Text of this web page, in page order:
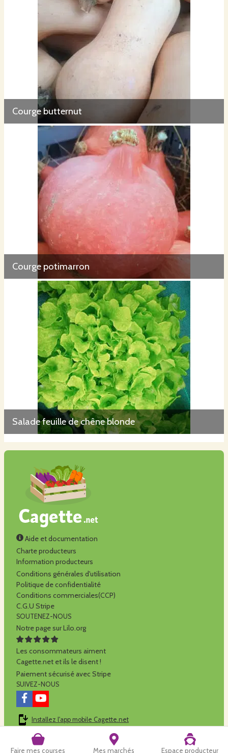
Faire mes courses Mes marchés Espace producteur
Courge butternut
Courge potimarron
Salade feuille de chêne blonde
Aide et documentation
Charte producteurs
Information producteurs
Conditions générales d'utilisation
Politique de confidentialité
Conditions commerciales(CCP)
C.G.U Stripe
SOUTENEZ-NOUS
Notre page sur Lilo.org
Les consommateurs aiment
Cagette.net et ils le disent !
Paiement sécurisé avec Stripe
SUIVEZ-NOUS
Installez l'app mobile Cagette.net
Cagette.net est réalisé par la SCOP Alilo